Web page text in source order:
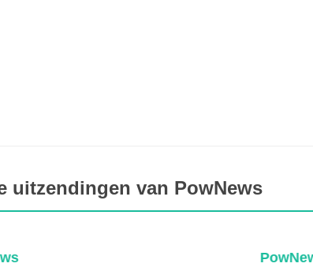
uitzendingen van PowNews
PowNews